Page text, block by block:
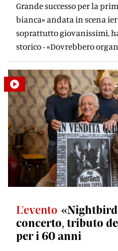
Grande successo per la
bianca» andata in scena
soprattutto giovanissimi,
storico - «Dovrebbero
L'evento
concerto, tributo
per i 60 anni